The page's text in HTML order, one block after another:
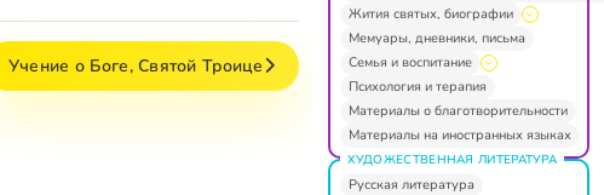
Учение о Боге, Святой Троице
Жития святых, биографии
Мемуары, дневники, письма
Семья и воспитание
Психология и терапия
Материалы о благотворительности
Материалы на иностранных языках
ХУДОЖЕСТВЕННАЯ ЛИТЕРАТУРА
Русская литература